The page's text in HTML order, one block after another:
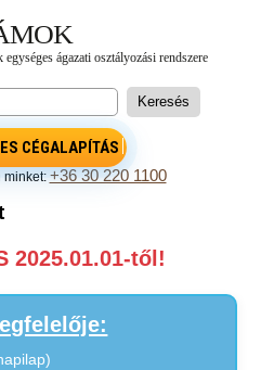
CÉGALAPÍTÁS
minket:+36 30 220 1100
2025.01.01-től!